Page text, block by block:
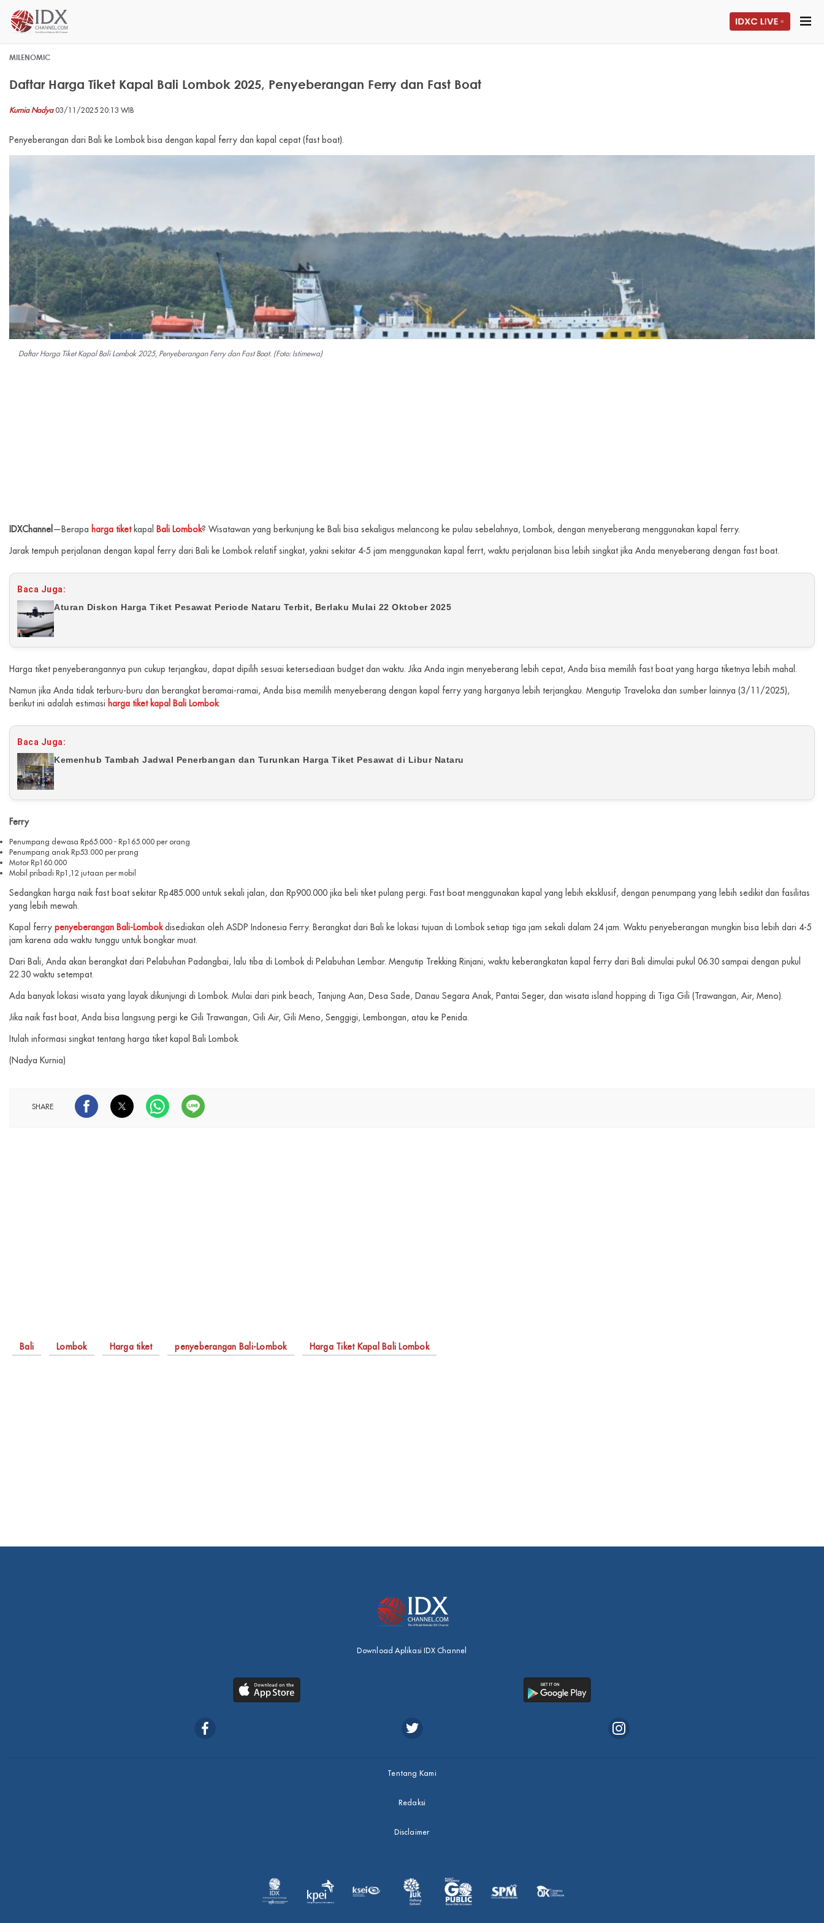
MILENOMIC
Daftar Harga Tiket Kapal Bali Lombok 2025, Penyeberangan Ferry dan Fast Boat
Kurnia Nadya03/11/2025 20:13 WIB
Penyeberangan dari Bali ke Lombok bisa dengan kapal ferry dan kapal cepat (fast boat).
Daftar Harga Tiket Kapal Bali Lombok 2025, Penyeberangan Ferry dan Fast Boat. (Foto: Istimewa)
IDXChannel —Berapa harga tiketkapal Bali Lombok? Wisatawan yang berkunjung ke Bali bisa sekaligus melancong ke pulau sebelahnya, Lombok, dengan menyeberang menggunakan kapal ferry.
Jarak tempuh perjalanan dengan kapal ferry dari Bali ke Lombok relatif singkat, yakni sekitar 4-5 jam menggunakan kapal ferrt, waktu perjalanan bisa lebih singkat jika Anda menyeberang dengan fast boat.
Baca Juga:
Aturan Diskon Harga Tiket Pesawat Periode Nataru Terbit, Berlaku Mulai 22 Oktober 2025
Harga tiket penyeberangannya pun cukup terjangkau, dapat dipilih sesuai ketersediaan budget dan waktu. Jika Anda ingin menyeberang lebih cepat, Anda bisa memilih fast boat yang harga tiketnya lebih mahal.
Namun jika Anda tidak terburu-buru dan berangkat beramai-ramai, Anda bisa memilih menyeberang dengan kapal ferry yang harganya lebih terjangkau. Mengutip Traveloka dan sumber lainnya (3/11/2025),
berikut ini adalah estimasi harga tiket kapal Bali Lombok:
Baca Juga:
Kemenhub Tambah Jadwal Penerbangan dan Turunkan Harga Tiket Pesawat di Libur Nataru
Ferry
Penumpang dewasa Rp65.000 - Rp165.000 per orang
Penumpang anak Rp53.000 per prang
Motor Rp160.000
Mobil pribadi Rp1,12 jutaan per mobil
Sedangkan harga naik fast boat sekitar Rp485.000 untuk sekali jalan, dan Rp900.000 jika beli tiket pulang pergi. Fast boat menggunakan kapal yang lebih eksklusif, dengan penumpang yang lebih sedikit dan fasilitas
yang lebih mewah.
Kapal ferry penyeberangan Bali-Lombokdisediakan oleh ASDP Indonesia Ferry. Berangkat dari Bali ke lokasi tujuan di Lombok setiap tiga jam sekali dalam 24 jam. Waktu penyeberangan mungkin bisa lebih dari 4-5
jam karena ada waktu tunggu untuk bongkar muat.
Dari Bali, Anda akan berangkat dari Pelabuhan Padangbai, lalu tiba di Lombok di Pelabuhan Lembar. Mengutip Trekking Rinjani, waktu keberangkatan kapal ferry dari Bali dimulai pukul 06.30 sampai dengan pukul
22.30 waktu setempat.
Ada banyak lokasi wisata yang layak dikunjungi di Lombok. Mulai dari pink beach, Tanjung Aan, Desa Sade, Danau Segara Anak, Pantai Seger, dan wisata island hopping di Tiga Gili (Trawangan, Air, Meno).
Jika naik fast boat, Anda bisa langsung pergi ke Gili Trawangan, Gili Air, Gili Meno, Senggigi, Lembongan, atau ke Penida.
Itulah informasi singkat tentang harga tiket kapal Bali Lombok.
(Nadya Kurnia)
SHARE
Bali Lombok Harga tiket penyeberangan Bali-Lombok Harga Tiket Kapal Bali Lombok
Download Aplikasi IDX Channel
Tentang Kami
Redaksi
Disclaimer